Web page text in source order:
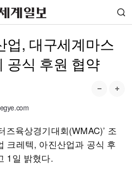
업, 대구세계마스
공식 후원 협약
즈육상경기대회(WMAC)’ 조
크레텍, 아진산업과 공식 후
1일 밝혔다.